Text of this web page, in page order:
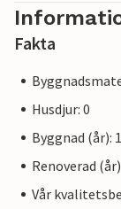
Fakta
Husdjur: 0
Byggnad (år):
Renoverad
Vår